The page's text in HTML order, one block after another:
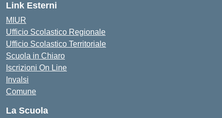
Link Esterni
MIUR
Ufficio Scolastico Regionale
Ufficio Scolastico Territoriale
Scuola in Chiaro
Iscrizioni On Line
Invalsi
Comune
La Scuola